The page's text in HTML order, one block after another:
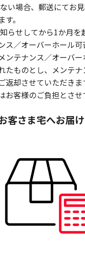
い場合、郵送にてお
。
らせしてから1か月を
ス／オーバーホール
ンテナンス／オーバ
たものとし、メンテ
返却させていただきま
お客様のご負担とさせ
客さま宅へお届